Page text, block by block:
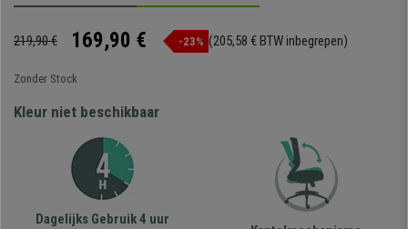
219,90 € 169,90 € -23% (205,58 € BTW inbegrepen)
Zonder Stock
Kleur niet beschikbaar
Dagelijks Gebruik 4 uur